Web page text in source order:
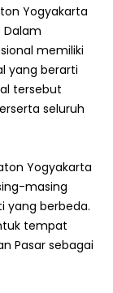
Yogyakarta
Dalam
memiliki
yang berarti
tersebut
seluruh
Yogyakarta
masing
yang berbeda.
tempat
Pasar sebagai